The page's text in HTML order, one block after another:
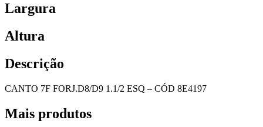
Largura
Altura
Descrição
CANTO 7F FORJ.D8/D9 1.1/2 ESQ – CÓD 8E4197
Mais produtos